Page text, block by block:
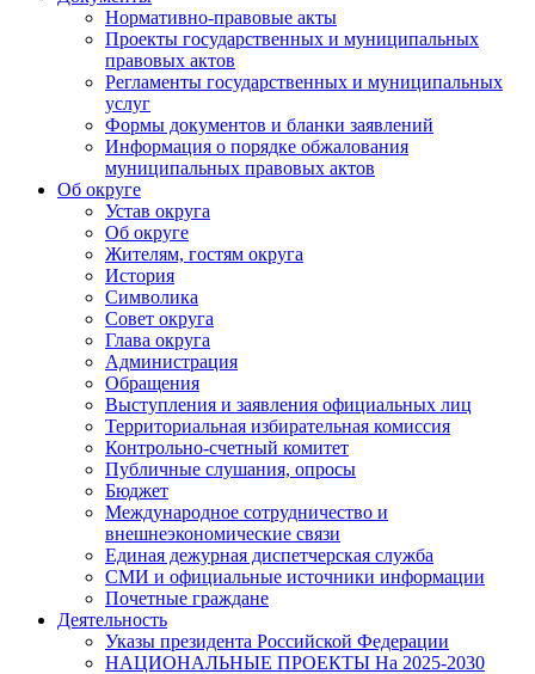
Нормативно-правовые акты
Проекты государственных и муниципальных
правовых актов
Регламенты государственных и муниципальных
услуг
Формы документов и бланки заявлений
Информация о порядке обжалования
муниципальных правовых актов
Об округе
Устав округа
Об округе
Жителям, гостям округа
История
Символика
Совет округа
Глава округа
Администрация
Обращения
Выступления и заявления официальных лиц
Территориальная избирательная комиссия
Контрольно-счетный комитет
Публичные слушания, опросы
Бюджет
Международное сотрудничество и
внешнеэкономические связи
Единая дежурная диспетчерская служба
СМИ и официальные источники информации
Почетные граждане
Деятельность
Указы президента Российской Федерации
НАЦИОНАЛЬНЫЕ ПРОЕКТЫ На 2025-2030